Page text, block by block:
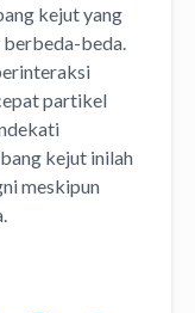
kejut yang
berbeda-beda.
partikel
kejut inilah
meskipun